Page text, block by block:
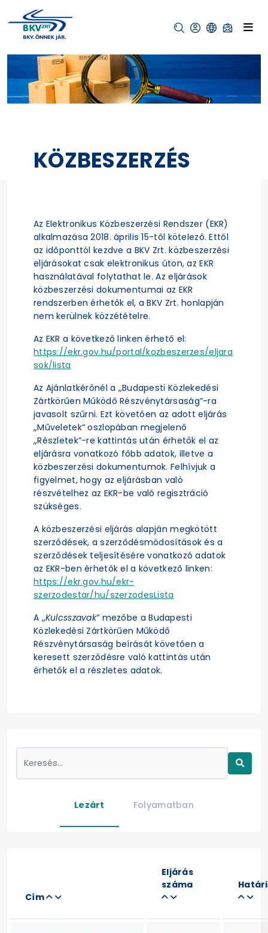
KÖZBESZERZÉS
Az Elektronikus Közbeszerzési Rendszer (EKR)
alkalmazása 2018. április 15-től kötelező. Ettől
az időponttól kezdve a BKV Zrt. közbeszerzési
eljárásokat csak elektronikus úton, az EKR
használatával folytathat le. Az eljárások
közbeszerzési dokumentumai az EKR
rendszerben érhetők el, a BKV Zrt. honlapján
nem kerülnek közzétételre.
Az EKR a következő linken érhető el:
https://ekr.gov.hu/portal/kozbeszerzes/eljara
sok/lista
Az Ajánlatkérőnél a „Budapesti Közlekedési
Zártkörűen Működő Részvénytársaság”-ra
javasolt szűrni. Ezt követően az adott eljárás
„Műveletek” oszlopában megjelenő
„Részletek”-re kattintás után érhetők el az
eljárásra vonatkozó főbb adatok, illetve a
közbeszerzési dokumentumok. Felhívjuk a
figyelmet, hogy az eljárásban való
részvételhez az EKR-be való regisztráció
szükséges.
A közbeszerzési eljárás alapján megkötött
szerződések, a szerződésmódosítások és a
szerződések teljesítésére vonatkozó adatok
az EKR-ben érhetők el a következő linken:
https://ekr.gov.hu/ekr-
szerzodestar/hu/szerzodesLista
A „Kulcsszavak” mezőbe a Budapesti
Közlekedési Zártkörűen Működő
Részvénytársaság beírását követően a
keresett szerződésre való kattintás után
érhetők el a részletes adatok.
Lezárt Folyamatban
Cím
Eljárás
száma